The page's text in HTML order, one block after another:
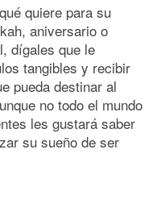
quiere para su
aniversario o
dígales que le
tangibles y recibir
pueda destinar al
no todo el mundo
les gustará saber
su sueño de ser